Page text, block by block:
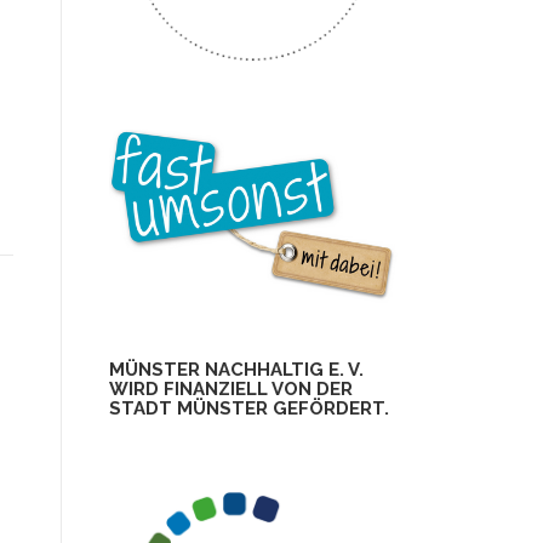
MÜNSTER NACHHALTIG E. V.
WIRD FINANZIELL VON DER
STADT MÜNSTER GEFÖRDERT.